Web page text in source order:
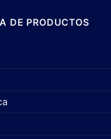
DE PRODUCTOS